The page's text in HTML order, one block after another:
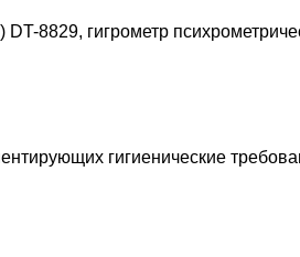
8829, гигрометр
гигиенические